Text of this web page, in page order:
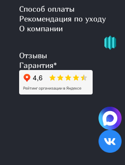
Способ оплаты
Рекомендация по уходу
О компании
Отзывы
Гарантия*